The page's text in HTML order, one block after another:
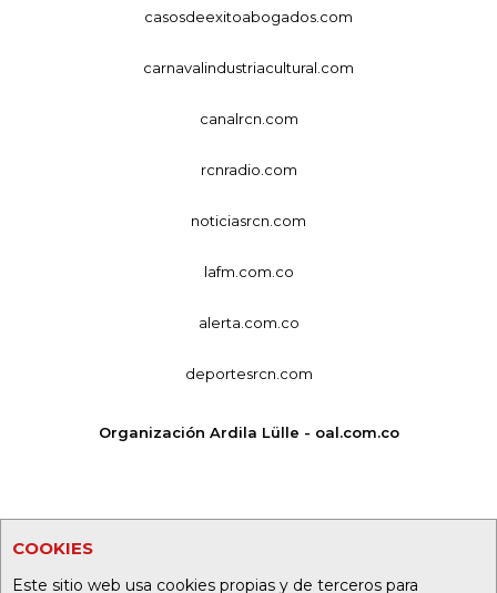
COOKIES
Este sitio web usa cookies propias y de terceros para
casosdeexitoabogados.com
carnavalindustriacultural.com
canalrcn.com
rcnradio.com
noticiasrcn.com
lafm.com.co
alerta.com.co
deportesrcn.com
Organización Ardila Lülle - oal.com.co